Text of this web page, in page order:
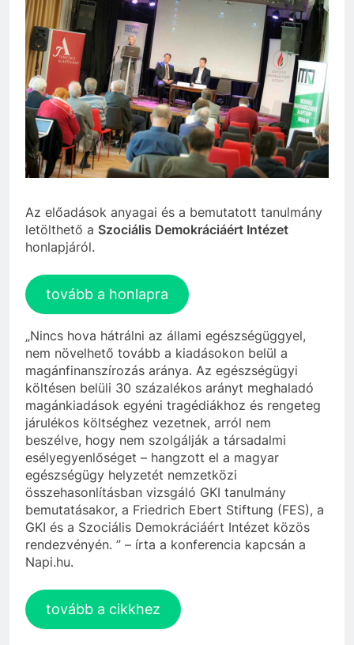
Az előadások anyagai és a bemutatott tanulmány
letölthető a Szociális Demokráciáért Intézet
honlapjáról.
tovább a honlapra
„Nincs hova hátrálni az állami egészségüggyel,
nem növelhető tovább a kiadásokon belül a
magánfinanszírozás aránya. Az egészségügyi
költésen belüli 30 százalékos arányt meghaladó
magánkiadások egyéni tragédiákhoz és rengeteg
járulékos költséghez vezetnek, arról nem
beszélve, hogy nem szolgálják a társadalmi
esélyegyenlőséget – hangzott el a magyar
egészségügy helyzetét nemzetközi
összehasonlításban vizsgáló GKI tanulmány
bemutatásakor, a Friedrich Ebert Stiftung (FES), a
GKI és a Szociális Demokráciáért Intézet közös
rendezvényén. ” – írta a konferencia kapcsán a
Napi.hu.
tovább a cikkhez